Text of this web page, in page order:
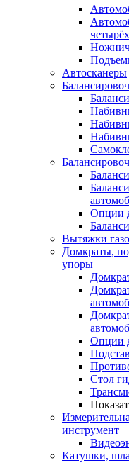
Автосканеры
Опции
Вытяжки
Домкраты,
упоры
Опции
Стол
инструмент
Катушки,